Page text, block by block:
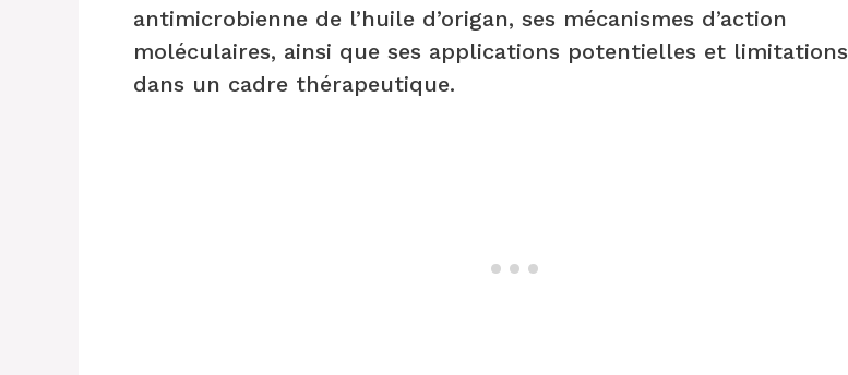
antimicrobienne de l’huile d’origan, ses mécanismes d’action
moléculaires, ainsi que ses applications potentielles et limitations
dans un cadre thérapeutique.